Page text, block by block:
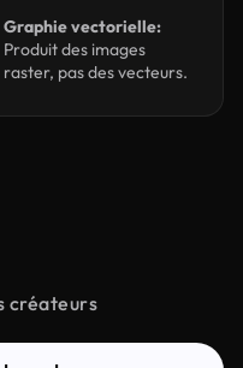
Graphie vectorielle:
Produit des images
raster, pas des vecteurs.
créateurs